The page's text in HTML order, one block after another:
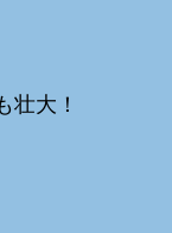
壮大！